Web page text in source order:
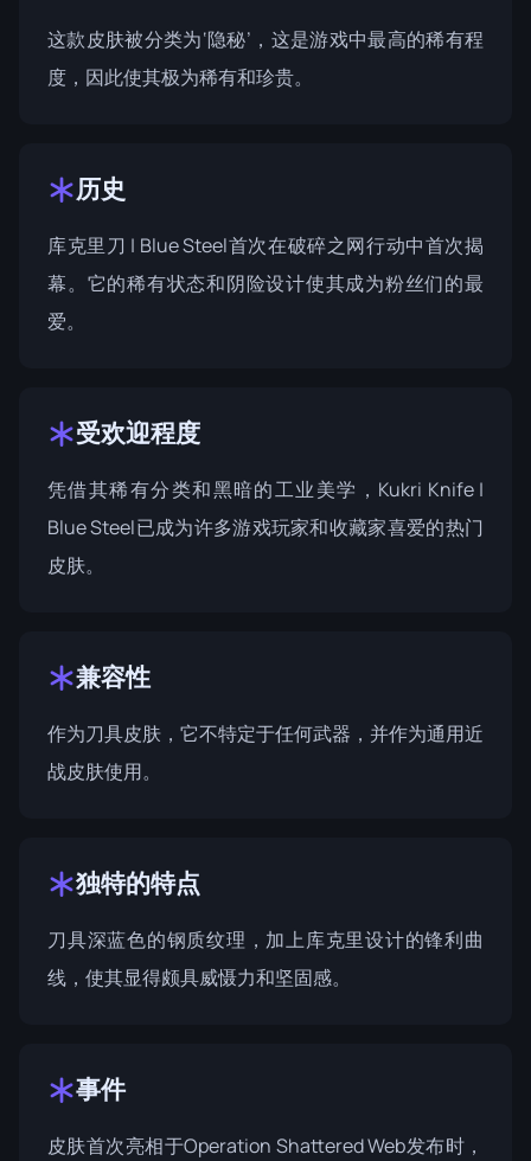
这款皮肤被分类为‘隐秘’，这是游戏中最高的稀有程
度，因此使其极为稀有和珍贵。
历史
库克里刀 | Blue Steel首次在破碎之网行动中首次揭
幕。它的稀有状态和阴险设计使其成为粉丝们的最
爱。
受欢迎程度
凭借其稀有分类和黑暗的工业美学，Kukri Knife |
Blue Steel已成为许多游戏玩家和收藏家喜爱的热门
皮肤。
兼容性
作为刀具皮肤，它不特定于任何武器，并作为通用近
战皮肤使用。
独特的特点
刀具深蓝色的钢质纹理，加上库克里设计的锋利曲
线，使其显得颇具威慑力和坚固感。
事件
皮肤首次亮相于Operation Shattered Web发布时，